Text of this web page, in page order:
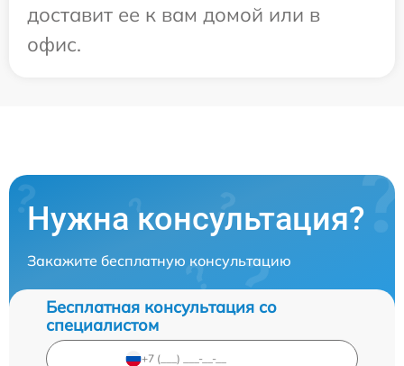
доставит ее к вам домой или в
офис.
Нужна консультация?
Закажите бесплатную консультацию
Бесплатная консультация со
специалистом